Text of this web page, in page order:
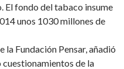
El fondo del tabaco insume
unos 1030 millones de
la Fundación Pensar, añadió
cuestionamientos de la